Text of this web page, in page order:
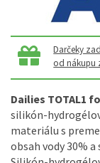
Darčeky
od nákupu
Dailies TOTAL1
silikón-
materiálu s
obsah vody 30%